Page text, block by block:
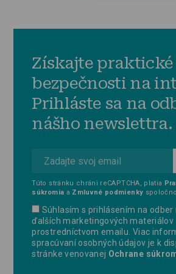
Získajte praktické
bezpečnosti na
Prihláste sa na
nášho newslettra.
Túto stránku chráni reCAPTCHA, platia
súkromia a Zmluvné podmienky
Súhlasím s prihlásením na
ďalších marketingových materiálov
prostredníctvom emailu. Viac
spracúvaní osobných údajov je k
stránke venovanej Ochrane